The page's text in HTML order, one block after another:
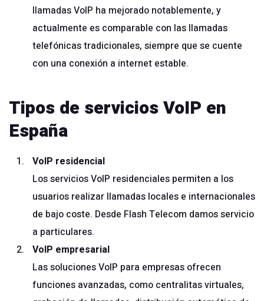
llamadas VoIP ha mejorado notablemente, y
actualmente es comparable con las llamadas
telefónicas tradicionales, siempre que se cuente
con una conexión a internet estable.
Tipos de servicios VoIP en
España
VoIP residencial
Los servicios VoIP residenciales permiten a los
usuarios realizar llamadas locales e internacionales
de bajo coste. Desde Flash Telecom damos servicio
a particulares.
VoIP empresarial
Las soluciones VoIP para empresas ofrecen
funciones avanzadas, como centralitas virtuales,